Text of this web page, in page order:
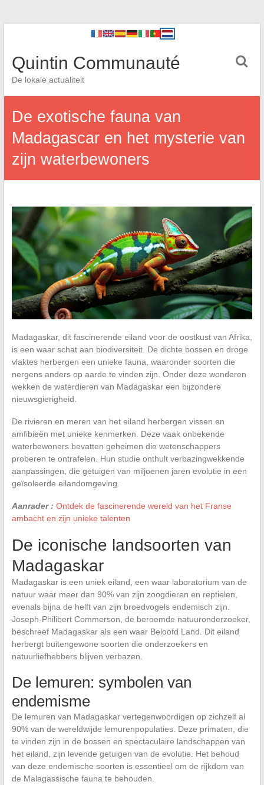
Quintin Communauté
De lokale actualiteit
De exotische fauna van
Madagascar en het mysterie van
zijn waterbewoners
Madagaskar, dit fascinerende eiland voor de oostkust van Afrika,
is een waar schat aan biodiversiteit. De dichte bossen en droge
vlaktes herbergen een unieke fauna, waaronder soorten die
nergens anders op aarde te vinden zijn. Onder deze wonderen
wekken de waterdieren van Madagaskar een bijzondere
nieuwsgierigheid.
De rivieren en meren van het eiland herbergen vissen en
amfibieën met unieke kenmerken. Deze vaak onbekende
waterbewoners bevatten geheimen die wetenschappers
proberen te ontrafelen. Hun studie onthult verbazingwekkende
aanpassingen, die getuigen van miljoenen jaren evolutie in een
geïsoleerde eilandomgeving.
Aanrader : Ontdek de fascinerende wereld van het Franse
ambacht en zijn unieke talenten
De iconische landsoorten van
Madagaskar
Madagaskar is een uniek eiland, een waar laboratorium van de
natuur waar meer dan 90% van zijn zoogdieren en reptielen,
evenals bijna de helft van zijn broedvogels endemisch zijn.
Joseph-Philibert Commerson, de beroemde natuuronderzoeker,
beschreef Madagaskar als een waar Beloofd Land. Dit eiland
herbergt buitengewone soorten die onderzoekers en
natuurliefhebbers blijven verbazen.
De lemuren: symbolen van
endemisme
De lemuren van Madagaskar vertegenwoordigen op zichzelf al
90% van de wereldwijde lemurenpopulaties. Deze primaten, die
te vinden zijn in de bossen en spectaculaire landschappen van
het eiland, zijn levende getuigen van de evolutie. Het behoud
van deze endemische soorten is essentieel om de rijkdom van
de Malagassische fauna te behouden.